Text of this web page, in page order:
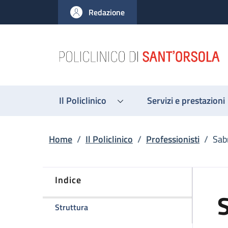
al contenuto principale
to footer content
Redazione
Il Policlinico Servizi e prestazioni
Briciole di pane
Home / Il Policlinico / Professionisti /
Indice
Strutturadella pagina Sabrina Fontana